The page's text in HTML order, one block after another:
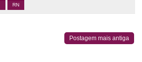
RN
Postagem mais antiga